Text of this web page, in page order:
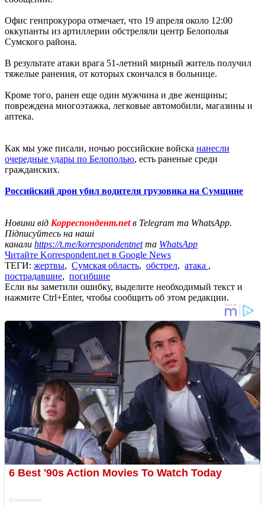
Офис генпрокурора отмечает, что 19 апреля около 12:00
оккупанты из артиллерии обстреляли центр Белополья
Сумского района.
В результате атаки врага 51-летний мирный житель получил
тяжелые ранения, от которых скончался в больнице.
Кроме того, ранен еще один мужчина и две женщины;
повреждена многоэтажка, легковые автомобили, магазины и
аптека.
Как мы уже писали, ночью российские войска нанесли
очередные удары по Белополью, есть раненые среди
гражданских.
Российский дрон убил водителя грузовика на Сумщине
Новини від Корреспондент.netв Telegram та WhatsApp.
Підписуйтесь на наші
канали https://t.me/korrespondentnetта WhatsApp
Читайте Korrespondent.net в Google News
ТЕГИ: жертвы, Сумская область, обстрел, атака ,
пострадавшие, погибшие
Если вы заметили ошибку, выделите необходимый текст и
нажмите Ctrl+Enter, чтобы сообщить об этом редакции.